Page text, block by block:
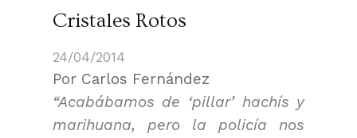
Cristales Rotos
24/04/2014
Por Carlos Fernández
“Acabábamos de ‘pillar’ hachís y
marihuana, pero la policía nos